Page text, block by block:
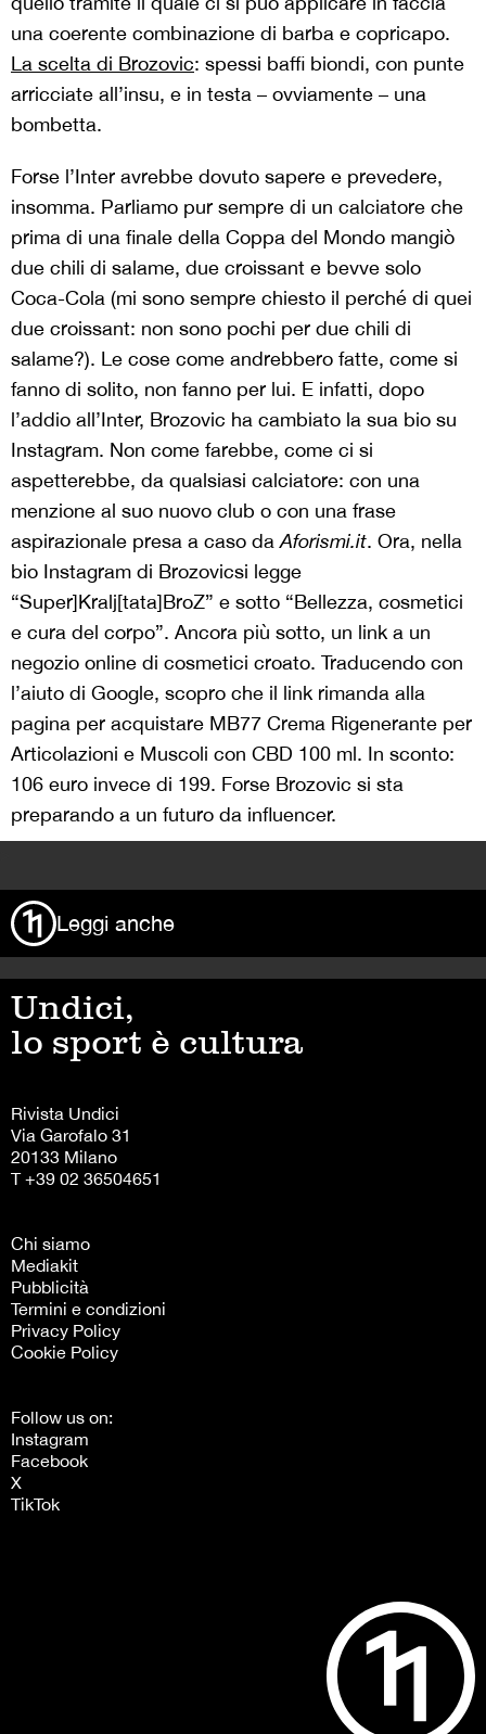
una coerente combinazione di barba e copricapo.
La scelta di Brozovic: spessi baffi biondi, con punte
arricciate all’insu, e in testa – ovviamente – una
bombetta.
Forse l’Inter avrebbe dovuto sapere e prevedere,
insomma. Parliamo pur sempre di un calciatore che
prima di una finale della Coppa del Mondo mangiò
due chili di salame, due croissant e bevve solo
Coca-Cola (mi sono sempre chiesto il perché di quei
due croissant: non sono pochi per due chili di
salame?). Le cose come andrebbero fatte, come si
fanno di solito, non fanno per lui. E infatti, dopo
l’addio all’Inter, Brozovic ha cambiato la sua bio su
Instagram. Non come farebbe, come ci si
aspetterebbe, da qualsiasi calciatore: con una
menzione al suo nuovo club o con una frase
aspirazionale presa a caso daAforismi.it. Ora, nella
bio Instagram di Brozovicsi legge
“Super]Kralj[tata]BroZ” e sotto “Bellezza, cosmetici
e cura del corpo”. Ancora più sotto, un link a un
negozio online di cosmetici croato. Traducendo con
l’aiuto di Google, scopro che il link rimanda alla
pagina per acquistare MB77 Crema Rigenerante per
Articolazioni e Muscoli con CBD 100 ml. In sconto:
106 euro invece di 199. Forse Brozovic si sta
preparando a un futuro da influencer.
Leggi anche
Undici,
lo sport è cultura
Rivista Undici
Via Garofalo 31
20133 Milano
T +39 02 36504651
Chi siamo
Mediakit
Pubblicità
Termini e condizioni
Privacy Policy
Cookie Policy
Follow us on:
Instagram
Facebook
X
TikTok